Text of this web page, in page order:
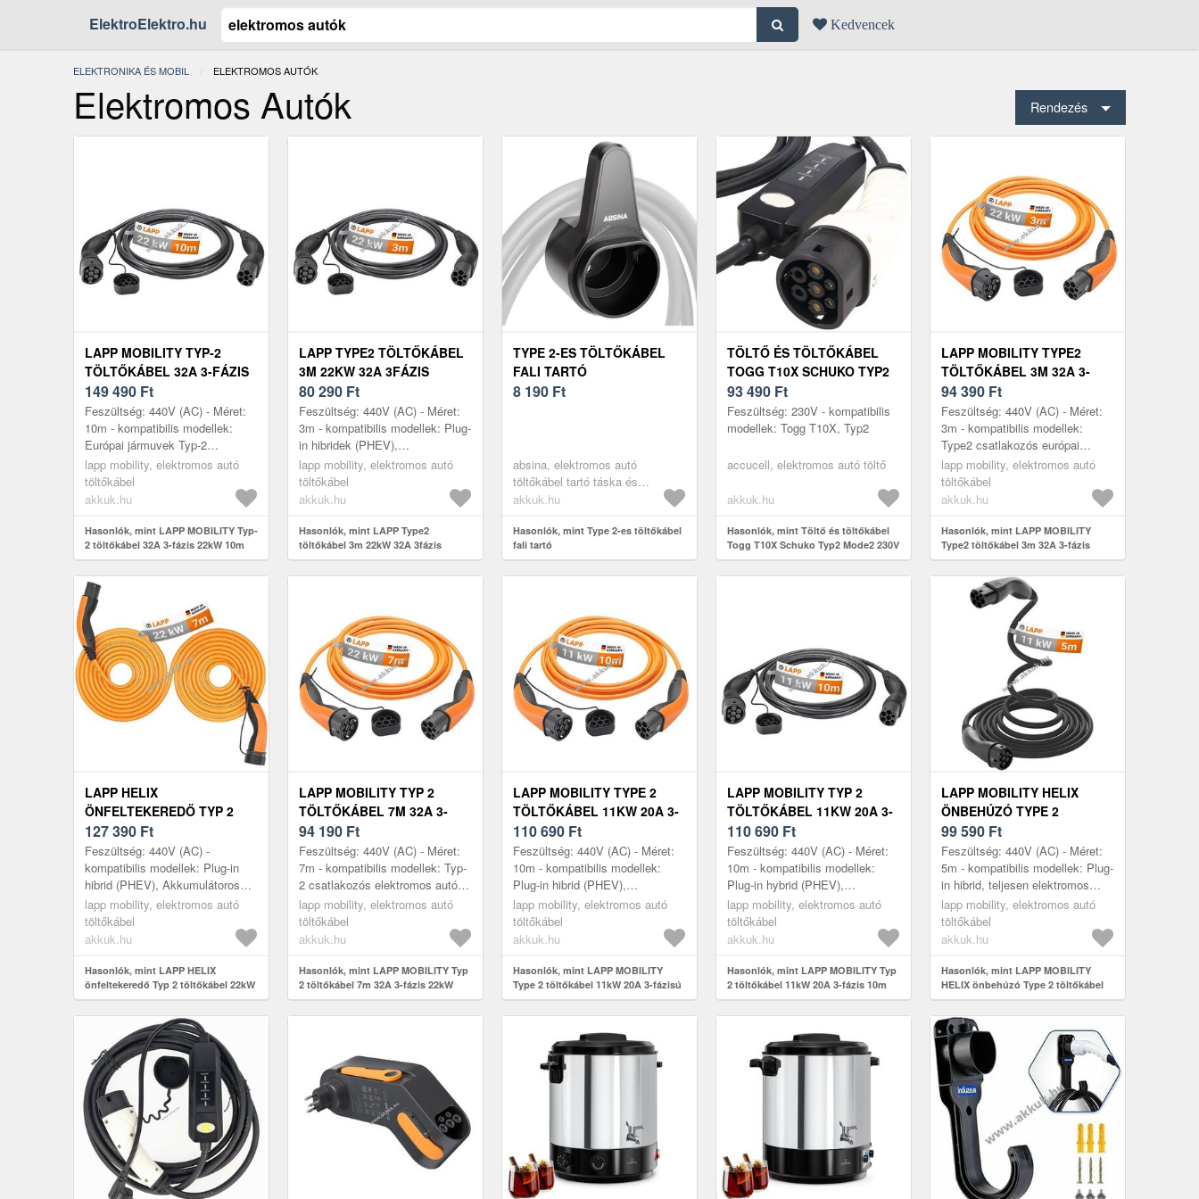
ElektroElektro.hu Kedvencek
ELEKTRONIKA ÉS MOBIL JELENLEGI:
ELEKTROMOS AUTÓK
Elektromos Autók Rendezés
LAPP MOBILITY TYP-2
TÖLTŐKÁBEL 32A 3-FÁZIS
22KW 10M FEKETE PLUG-IN
HIBRID ÉS ELEKTROMOS
AUTÓKHOZ
149 490 Ft
Feszültség: 440V (AC) - Méret:
10m - kompatibilis modellek:
Európai jármuvek Typ-2
csatlakozóval, CCS, Plug-in-
hibrid, teljesen elektromos
jármuvek...
lapp mobility, elektromos autó
töltőkábel
akkuk.hu
Hasonlók, mint LAPP MOBILITY Typ-
2 töltőkábel 32A 3-fázis 22kW 10m
fekete plug-in hibrid és elektromos
autókhoz
LAPP TYPE2 TÖLTŐKÁBEL
3M 22KW 32A 3FÁZIS
FEKETE (5555934041)
80 290 Ft
Feszültség: 440V (AC) - Méret:
3m - kompatibilis modellek: Plug-
in hibridek (PHEV),
akkumulátoros elektromos
jármuvek (BEV), európai
töltooszlopok ...
lapp mobility, elektromos autó
töltőkábel
akkuk.hu
Hasonlók, mint LAPP Type2
töltőkábel 3m 22kW 32A 3fázis
fekete (5555934041)
TYPE 2-ES TÖLTŐKÁBEL
FALI TARTÓ
8 190 Ft
absina, elektromos autó
töltőkábel tartó táska és
kiegészítők
akkuk.hu
Hasonlók, mint Type 2-es töltőkábel
fali tartó
TÖLTŐ ÉS TÖLTŐKÁBEL
TOGG T10X SCHUKO TYP2
MODE2 230V 3KW 6M IP54
93 490 Ft
Feszültség: 230V - kompatibilis
modellek: Togg T10X, Typ2
accucell, elektromos autó töltő
akkuk.hu
Hasonlók, mint Töltő és töltőkábel
Togg T10X Schuko Typ2 Mode2 230V
3kW 6m IP54
LAPP MOBILITY TYPE2
TÖLTŐKÁBEL 3M 32A 3-
FÁZIS 22KW NARANCS
(5555934040)
94 390 Ft
Feszültség: 440V (AC) - Méret:
3m - kompatibilis modellek:
Type2 csatlakozós európai
jármuvek, nyilvános és otthoni
töltooszlopok, CCS Combo 2,
Plu...
lapp mobility, elektromos autó
töltőkábel
akkuk.hu
Hasonlók, mint LAPP MOBILITY
Type2 töltőkábel 3m 32A 3-fázis
22kW narancs (5555934040)
LAPP HELIX
ÖNFELTEKEREDŐ TYP 2
TÖLTŐKÁBEL 22KW 7M 32A
3-FÁZISÚ (5555934053)
127 390 Ft
Feszültség: 440V (AC) -
kompatibilis modellek: Plug-in
hibrid (PHEV), Akkumulátoros
elektromos jármu (BEV), Európai
Typ 2 töltooszlopok, CCS
(Combo...
lapp mobility, elektromos autó
töltőkábel
akkuk.hu
Hasonlók, mint LAPP HELIX
önfeltekeredő Typ 2 töltőkábel 22kW
7m 32A 3-fázisú (5555934053)
LAPP MOBILITY TYP 2
TÖLTŐKÁBEL 7M 32A 3-
FÁZIS 22KW NARANCS
(5555934031)
94 190 Ft
Feszültség: 440V (AC) - Méret:
7m - kompatibilis modellek: Typ-
2 csatlakozós elektromos autók,
Plug-in hybrid, Wallboxok,
Nyilvános töltooszlopok, ...
lapp mobility, elektromos autó
töltőkábel
akkuk.hu
Hasonlók, mint LAPP MOBILITY Typ
2 töltőkábel 7m 32A 3-fázis 22kW
narancs (5555934031)
LAPP MOBILITY TYPE 2
TÖLTŐKÁBEL 11KW 20A 3-
FÁZISÚ 10M NARANCS
(5555934049)
110 690 Ft
Feszültség: 440V (AC) - Méret:
10m - kompatibilis modellek:
Plug-in hibrid (PHEV),
batterielektronikus,
batterielektromos jármuvek
(BEV), európai T...
lapp mobility, elektromos autó
töltőkábel
akkuk.hu
Hasonlók, mint LAPP MOBILITY
Type 2 töltőkábel 11kW 20A 3-fázisú
10m narancs (5555934049)
LAPP MOBILITY TYP 2
TÖLTŐKÁBEL 11KW 20A 3-
FÁZIS 10M FEKETE
(5555934050)
110 690 Ft
Feszültség: 440V (AC) - Méret:
10m - kompatibilis modellek:
Plug-in hybrid (PHEV),
Batterielektromos jármuvek
(BEV), Európai Typ2
töltooszlopok és ...
lapp mobility, elektromos autó
töltőkábel
akkuk.hu
Hasonlók, mint LAPP MOBILITY Typ
2 töltőkábel 11kW 20A 3-fázis 10m
fekete (5555934050)
LAPP MOBILITY HELIX
ÖNBEHÚZÓ TYPE 2
TÖLTŐKÁBEL 11KW 5M 20A
3 FÁZIS FEKETE
99 590 Ft
Feszültség: 440V (AC) - Méret:
5m - kompatibilis modellek: Plug-
in hibrid, teljesen elektromos
jármu, Type 2 töltooszlopok,
Wallboxok, CCS, európai...
lapp mobility, elektromos autó
töltőkábel
akkuk.hu
Hasonlók, mint LAPP MOBILITY
HELIX önbehúzó Type 2 töltőkábel
11kW 5m 20A 3 fázis fekete